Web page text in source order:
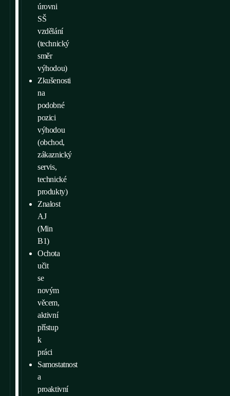
úrovni
SŠ
vzdělání
(technický
směr
výhodou)
Zkušenosti
na
podobné
pozici
výhodou
(obchod,
zákaznický
servis,
technické
produkty)
Znalost
AJ
(Min
B1)
Ochota
učit
se
novým
věcem,
aktivní
přístup
k
práci
Samostatnost
a
proaktivní